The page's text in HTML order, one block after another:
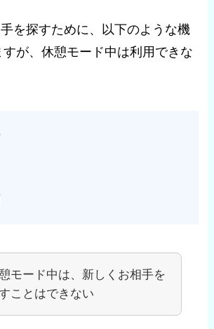
を探すために、以下のような機
が、休憩モード中は利用できな
モード中は、新しくお相手を
ことはできない